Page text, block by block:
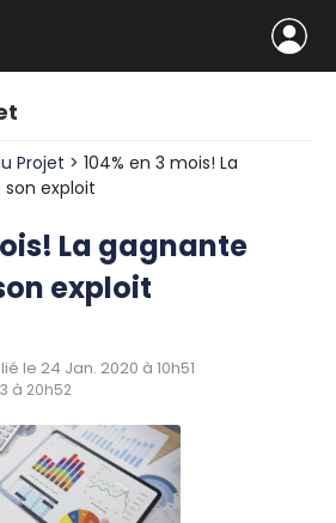
Projet > 104% en 3 mois! La
exploit
La gagnante
exploit
le 24 Jan. 2020 à 10h51
à 20h52